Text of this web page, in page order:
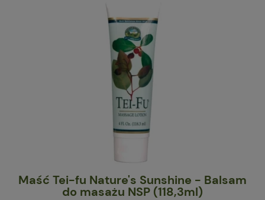
Maść Tei-fu Nature's Sunshine - Balsam
do masażu NSP (118,3ml)